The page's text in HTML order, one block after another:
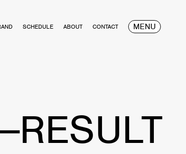
SCHEDULE ABOUT CONTACT MENU